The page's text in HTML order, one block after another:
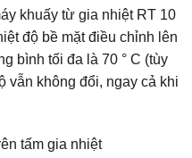
khuấy từ gia nhiệt RT 10
độ bề mặt điều chỉnh lên
bình tối đa là 70 ° C (tùy
vẫn không đổi, ngay cả khi
tấm gia nhiệt